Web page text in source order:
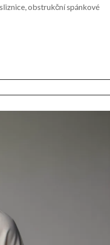
obstrukční spánkové